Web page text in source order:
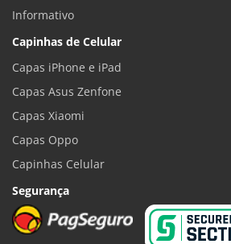
Informativo
Capinhas de Celular
Capas iPhone e iPad
Capas Asus Zenfone
Capas Xiaomi
Capas Oppo
Capinhas Celular
Segurança